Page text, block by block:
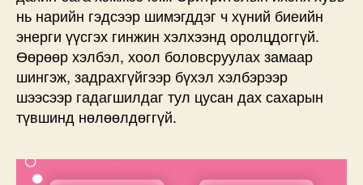
нь нарийн гэдсээр шимэгддэг ч хүний биеийн
энерги үүсгэх гинжин хэлхээнд оролцдоггүй.
Өөрөөр хэлбэл, хоол боловсруулах замаар
шингэж, задрахгүйгээр бүхэл хэлбэрээр
шээсээр гадагшилдаг тул цусан дах сахарын
түвшинд нөлөөлдөггүй.